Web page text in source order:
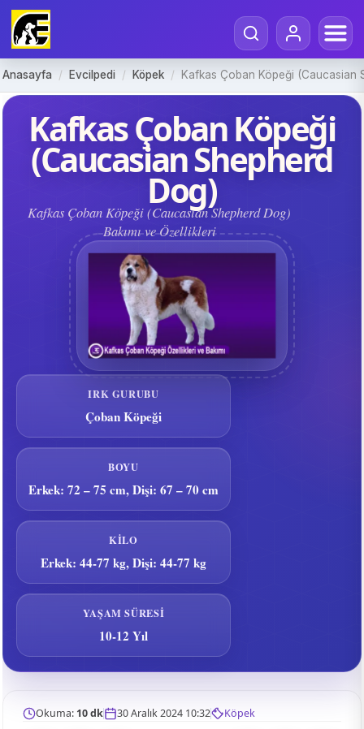
Anasayfa / Evcilpedi / Köpek / Kafkas Çoban Köpeği (Caucasian
Kafkas Çoban Köpeği
(Caucasian Shepherd
Dog)
Kafkas Çoban Köpeği (Caucasian Shepherd Dog)
Bakımı ve Özellikleri
IRK GURUBU
Çoban Köpeği
BOYU
Erkek: 72 – 75 cm, Dişi: 67 – 70 cm
KILO
Erkek: 44-77 kg, Dişi: 44-77 kg
YAŞAM SÜRESI
10-12 Yıl
Okuma: 10 dk 30 Aralık 2024 10:32 Köpek